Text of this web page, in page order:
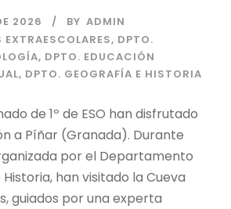
2026 BY ADMIN
, DPTO.
, DPTO. EDUCACIÓN
, DPTO. GEOGRAFÍA E HISTORIA
de 1º de ESO han disfrutado
a Píñar (Granada). Durante
por el Departamento
han visitado la Cueva
guiados por una experta